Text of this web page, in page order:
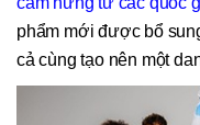
phẩm mới được bổ
cả cùng tạo nên một